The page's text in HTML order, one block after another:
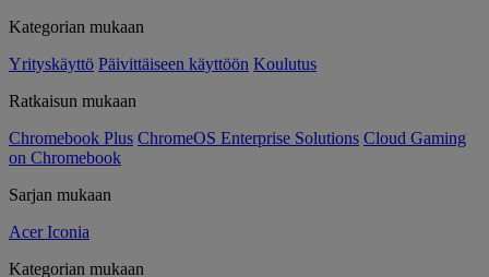
Kategorian mukaan
Yrityskäyttö Päivittäiseen käyttöön Koulutus
Ratkaisun mukaan
Chromebook Plus ChromeOS Enterprise Solutions Cloud Gaming
on Chromebook
Sarjan mukaan
Acer Iconia
Kategorian mukaan